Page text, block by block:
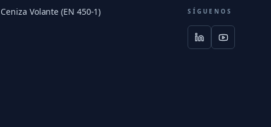
Ceniza Volante (EN 450-1)
SÍGUENOS